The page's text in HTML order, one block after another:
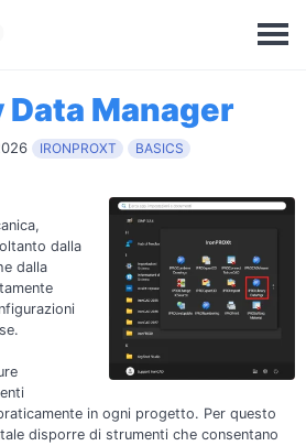
Data Manager
IRONPROXT BASICS
dalla
dalla
in ogni progetto. Per questo
disporre di strumenti che consentano